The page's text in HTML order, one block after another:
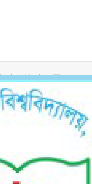
Admission Notice
Notice Files
ও শর্তাবলীর বিজ্ঞপ্তি
ও শর্তাবলীর বিজ্ঞপ্তি
১ম বর্ষের চুড়ান্ত ভর্তি
ও শর্তাবলীর বিজ্ঞপ্তি